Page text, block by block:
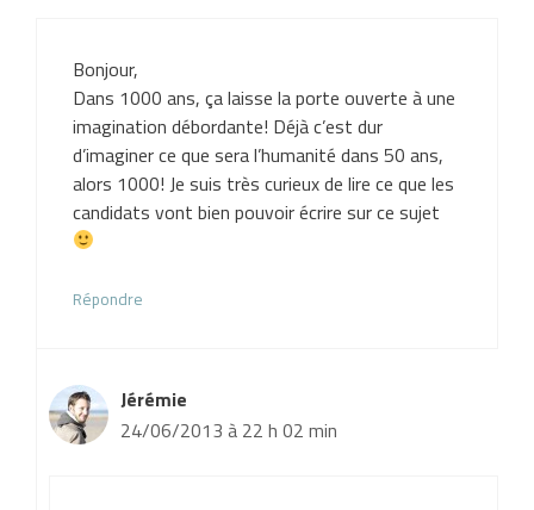
Bonjour,
Dans 1000 ans, ça laisse la porte ouverte à une
imagination débordante! Déjà c’est dur
d’imaginer ce que sera l’humanité dans 50 ans,
alors 1000! Je suis très curieux de lire ce que les
candidats vont bien pouvoir écrire sur ce sujet
Répondre
Jérémie
24/06/2013 à 22 h 02 min